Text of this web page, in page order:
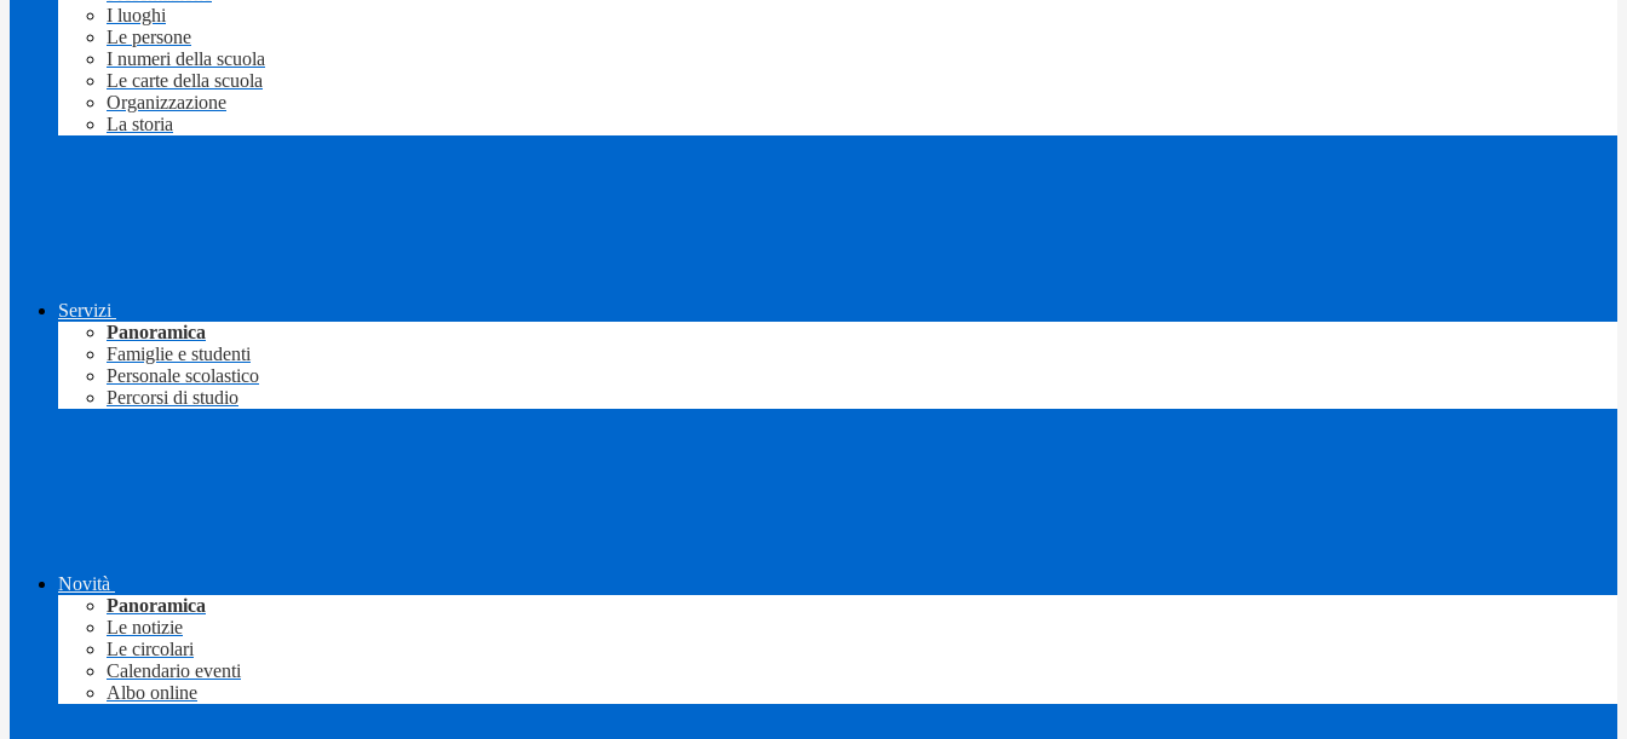
I luoghi
Le persone
I numeri della scuola
Le carte della scuola
Organizzazione
La storia
Servizi
Panoramica
Famiglie e studenti
Personale scolastico
Percorsi di studio
Novità
Panoramica
Le notizie
Le circolari
Calendario eventi
Albo online